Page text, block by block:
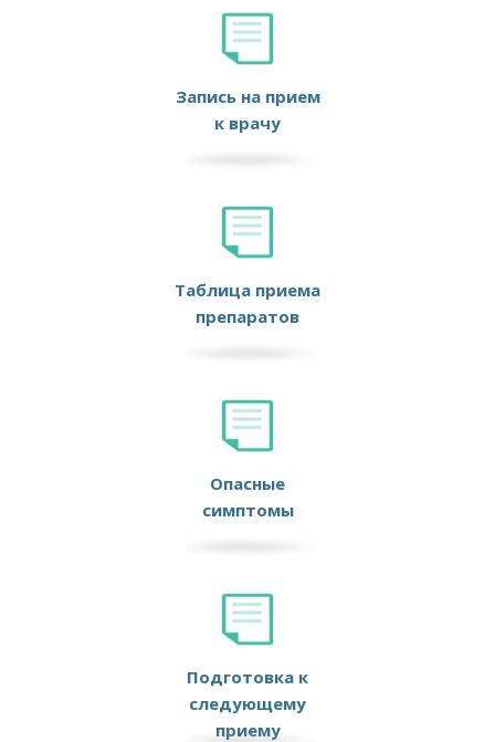
Запись на прием
к врачу
Таблица приема
препаратов
Опасные
симптомы
Подготовка к
следующему
приему